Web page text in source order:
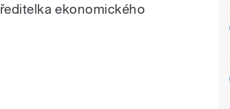
ekonomického